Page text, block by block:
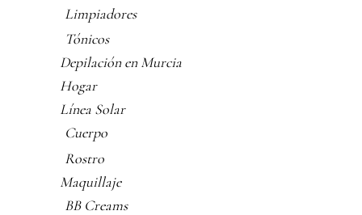
Limpiadores
Tónicos
Depilación en Murcia
Hogar
Línea Solar
Cuerpo
Rostro
Maquillaje
BB Creams